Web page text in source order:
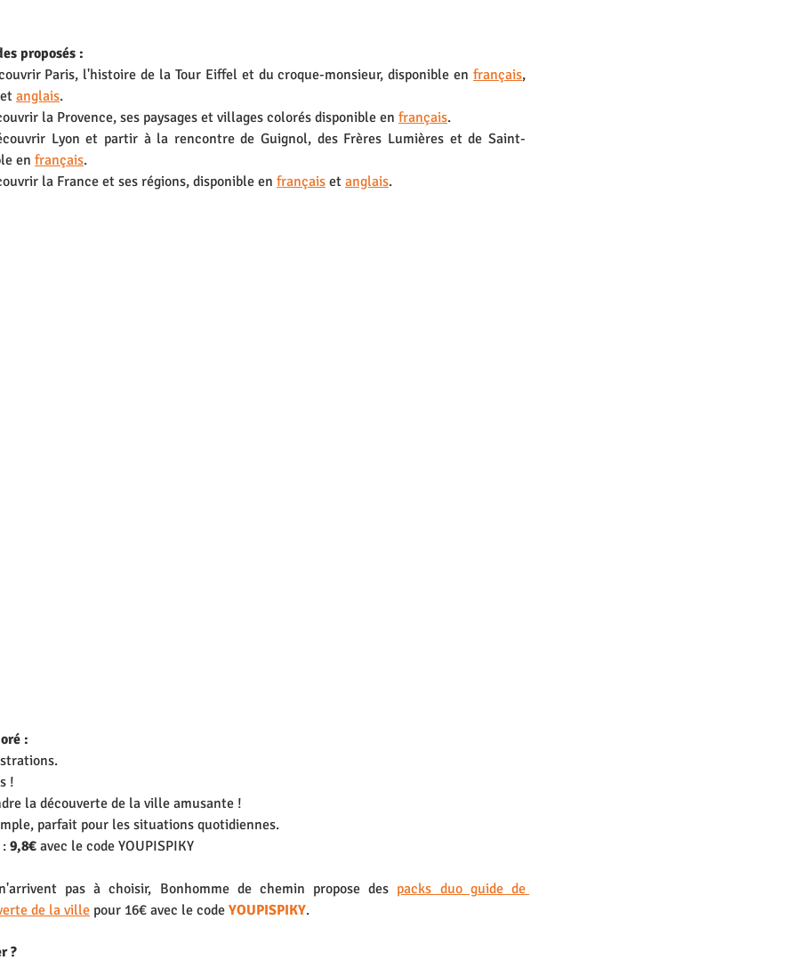
proposés :
Paris, l'histoire de la Tour Eiffel et du croque-monsieur, disponible en français
et anglais.
la Provence, ses paysages et villages colorés disponible en français.
Lyon et partir à la rencontre de Guignol, des Frères Lumières et de Saint-
en français.
la France et ses régions, disponible en français et anglais.
:
!
la découverte de la ville amusante !
parfait pour les situations quotidiennes.
9,8€ avec le code YOUPISPIKY
pas à choisir, Bonhomme de chemin propose des packs duo guide de
de la ville pour 16€ avec le code YOUPISPIKY.
?